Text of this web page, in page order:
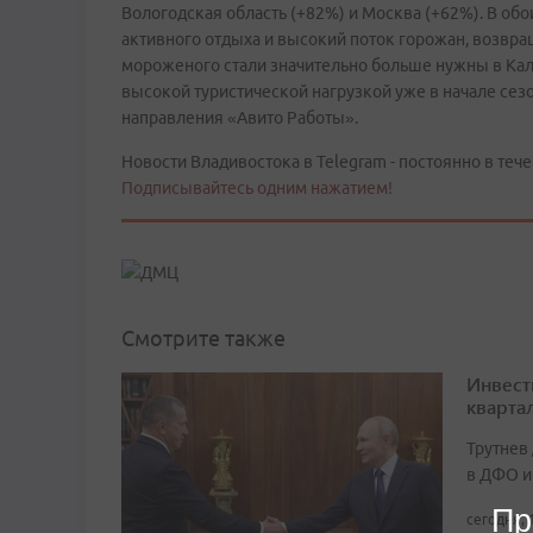
Вологодская область (+82%) и Москва (+62%). В
активного отдыха и высокий поток горожан,
мороженого стали значительно больше нужны в
высокой туристической нагрузкой уже в начале
направления «Авито Работы».
Новости Владивостока в Telegram - постоянно в
Подписывайтесь одним нажатием!
Смотрите также
в ДФО и
сегодня,